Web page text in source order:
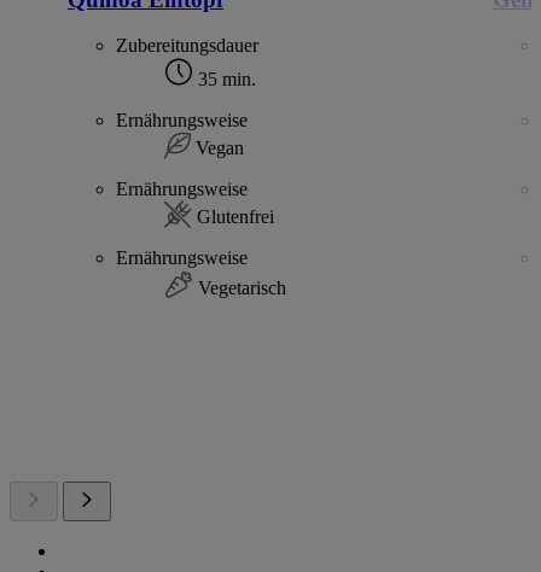
Zubereitungsdauer
35 min.
Ernährungsweise
Vegan
Ernährungsweise
Glutenfrei
Ernährungsweise
Vegetarisch